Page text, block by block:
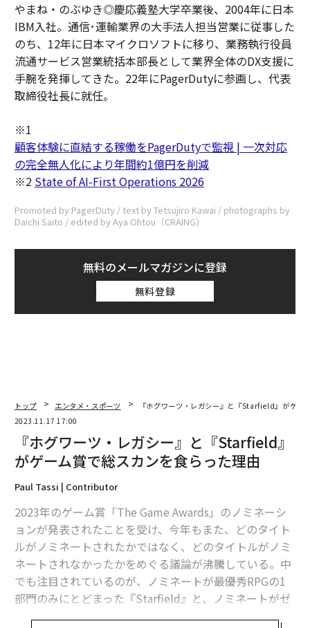
やまね・のぶゆき◎慶応義塾大学卒業後、2004年に日本
IBM入社。通信･運輸業界の大手法人担当営業に従事した
のち、12年に日本マイクロソフトに移り、業務執行役員
流通サービス営業統括本部長として業界全体のDX支援に
手腕を発揮してきた。22年にPagerDutyに参画し、代表
取締役社長に就任。
※1
顧客体験に直結する稼働をPagerDutyで監視 | 一次対応
の完全無人化により年間約1億円を削減
※2 State of AI-First Operations 2026
Promoted by PagerDuty / text by Tetsujiro Kawai / photographs by
Daichi Saito / edited by Aya Ohtou（CRAING）
無料のメールマガジンに登録
無料登録
トップ エンタメ・スポーツ
『ホグワーツ・レガシー』と『Starfield』がゲー
2023.11.17 17:00
『ホグワーツ・レガシー』と『Starfield』
がゲーム賞で総スカンを食らった理由
Paul Tassi | Contributor
2023年のゲーム賞「The Game Awards」のノミネーシ
ョンが発表されたことを受け、今年もまた、どのタイト
ルがノミネートされたかではなく、どのタイトルがノミ
ネートされなかったかをめぐる議論が沸騰している。中
でも注目されているのが、ノミネートが最優秀RPGの1
部門のみにとどまった『Starfield』と、ノミネートがゼ
ロだった『ホグワーツ・レガシー』だ。